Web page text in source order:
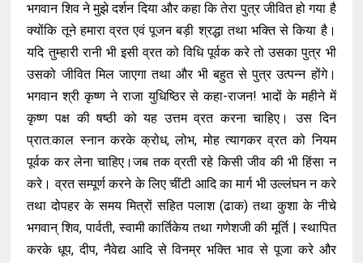
भगवान शिव ने मुझे दर्शन दिया और कहा कि तेरा पुत्र जीवित हो गया है
क्योंकि तूने हमारा व्रत एवं पूजन बड़ी श्रद्धा तथा भक्ति से किया है।
यदि तुम्हारी रानी भी इसी व्रत को विधि पूर्वक करे तो उसका पुत्र भी
उसको जीवित मिल जाएगा तथा और भी बहुत से पुत्र उत्पन्न होंगे।
भगवान श्री कृष्ण ने राजा युधिष्ठिर से कहा-राजन! भादों के महीने में
कृष्ण पक्ष की षष्ठी को यह उत्तम व्रत करना चाहिए। उस दिन
प्रात:काल स्नान करके क्रोध, लोभ, मोह त्यागकर व्रत को नियम
पूर्वक कर लेना चाहिए।जब तक व्रती रहे किसी जीव की भी हिंसा न
करे। व्रत सम्पूर्ण करने के लिए चींटी आदि का मार्ग भी उल्लंघन न करे
तथा दोपहर के समय मित्रों सहित पलाश (ढाक) तथा कुशा के नीचे
भगवान् शिव, पार्वती, स्वामी कार्तिकेय तथा गणेशजी की मूर्ति | स्थापित
करके धूप, दीप, नैवेद्य आदि से विनम्र भक्ति भाव से पूजा करे और